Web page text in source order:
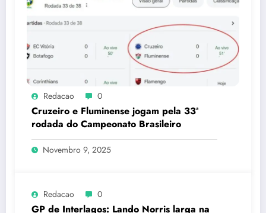
Redacao 0
Cruzeiro e Fluminense jogam pela 33ª
rodada do Campeonato Brasileiro
Novembro 9, 2025
Redacao 0
GP de Interlagos: Lando Norris larga na